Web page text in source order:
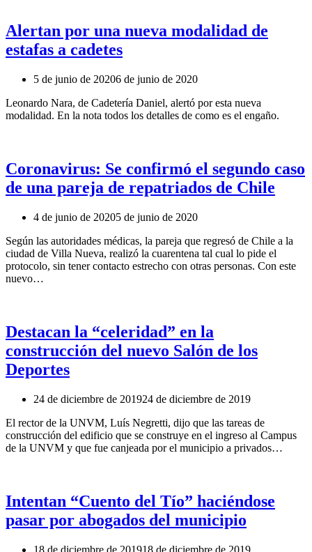
Alertan por una nueva modalidad de
estafas a cadetes
5 de junio de 20206 de junio de 2020
Leonardo Nara, de Cadetería Daniel, alertó por esta nueva
modalidad. En la nota todos los detalles de como es el engaño.
Coronavirus: Se confirmó el segundo caso
de una pareja de repatriados de Chile
4 de junio de 20205 de junio de 2020
Según las autoridades médicas, la pareja que regresó de Chile a la
ciudad de Villa Nueva, realizó la cuarentena tal cual lo pide el
protocolo, sin tener contacto estrecho con otras personas. Con este
nuevo…
Destacan la “celeridad” en la
construcción del nuevo Salón de los
Deportes
24 de diciembre de 201924 de diciembre de 2019
El rector de la UNVM, Luís Negretti, dijo que las tareas de
construcción del edificio que se construye en el ingreso al Campus
de la UNVM y que fue canjeada por el municipio a privados…
Intentan “Cuento del Tío” haciéndose
pasar por abogados del municipio
18 de diciembre de 201918 de diciembre de 2019